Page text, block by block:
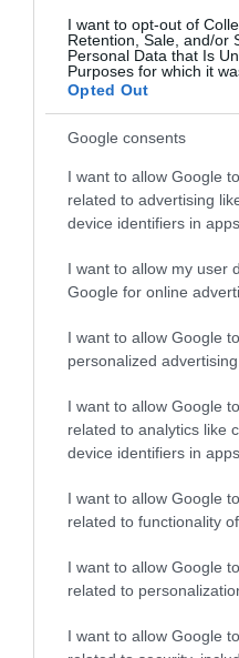
I want to opt-out of
Retention, Sale, and/or
Personal Data that Is
Purposes for which it
Opted Out
Google consents
I want to allow Google
related to advertising
device identifiers in apps.
I want to allow my user
Google for online
I want to allow Google
personalized advertising.
I want to allow Google
related to analytics like
device identifiers in apps.
I want to allow Google
related to functionality
I want to allow Google
related to
I want to allow Google
Ένα τεστ, π.χ.,
Osmolarity
στιβάδας) μπορεί
κάποιος έχει
ξηροφθαλμίας
Υπάρχουν επίσης
αξιολογούν την
δακρύων, καθώς
προβλήματα
αδένες. Οι
έλαιο που
Μπορεί ακόμα να
απεικονιστικές
οπτική
που ελέγχουν το
κερατοειδούς
αυτή, «εύκολη»